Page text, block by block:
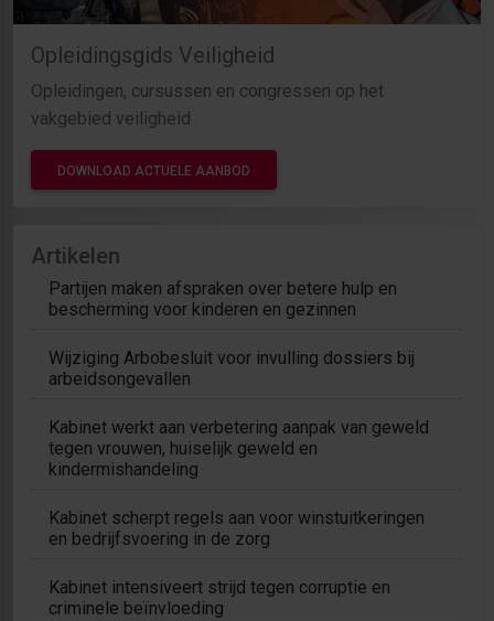
Opleidingsgids Veiligheid
Opleidingen, cursussen en congressen op het
vakgebied veiligheid
DOWNLOAD ACTUELE AANBOD
Artikelen
Partijen maken afspraken over betere hulp en
bescherming voor kinderen en gezinnen
Wijziging Arbobesluit voor invulling dossiers bij
arbeidsongevallen
Kabinet werkt aan verbetering aanpak van geweld
tegen vrouwen, huiselijk geweld en
kindermishandeling
Kabinet scherpt regels aan voor winstuitkeringen
en bedrijfsvoering in de zorg
Kabinet intensiveert strijd tegen corruptie en
criminele beïnvloeding